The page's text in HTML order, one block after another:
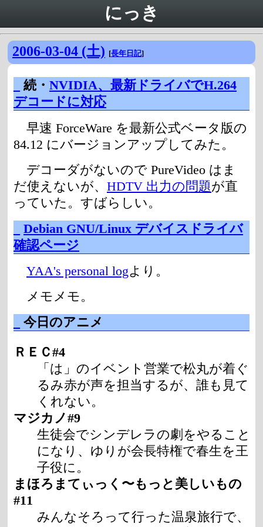
にっき
2006-03-04 (土) [長年日記]
続・ NVIDIA、最新ドライバでH.264
デコードに対応
早速 ForceWare を最新公式ベータ版の
84.12 にバージョンアップしてみた。
デコーダがないので PureVideo はま
だ使えないが、 HDTV 出力の問題が直
っていた。すばらしい。
Debian GNU/Linux デバイスドライバ
確認ページ
YAA's personal logより。
メモメモ。
今日のアニメ
ＲＥＣ#4
「は」のイベント営業で松丸が着ぐ
るみ赤が声を担当するが、誰も見て
くれない。
マジカノ#9
生徒会でシンデレラの劇をやること
になり、ゆりが会長特権で春生を王
子役に。
まほろまてぃっく〜もっと美しいもの
#11
みんなそろって行った温泉旅行で、